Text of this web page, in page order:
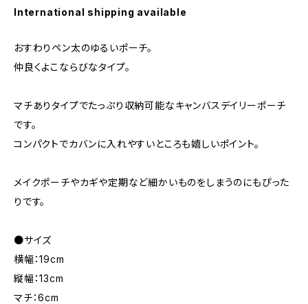
International shipping available
おすわりペン太のゆるいポーチ。
仲良くよこならびなタイプ。
マチありタイプでたっぷり収納可能なキャンバスデイリーポーチ
です。
コンパクトでカバンに入れやすいところも嬉しいポイント。
メイクポーチやカギや定期など細かいものをしまうのにもぴった
りです。
●サイズ
横幅：19cm
縦幅：13cm
マチ：6cm